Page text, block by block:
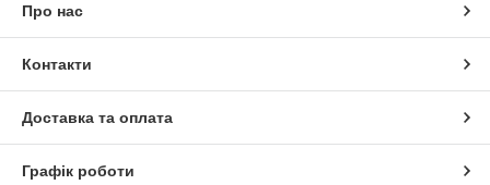
Про нас
Контакти
Доставка та оплата
Графік роботи